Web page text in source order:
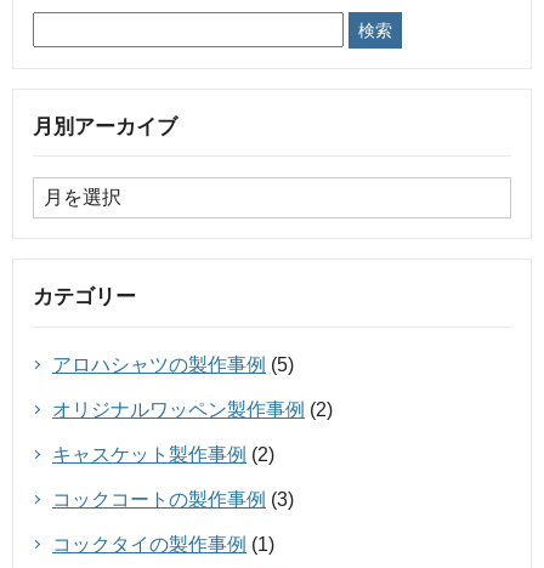
月別アーカイブ
カテゴリー
アロハシャツの製作事例 (5)
オリジナルワッペン製作事例 (2)
キャスケット製作事例 (2)
コックコートの製作事例 (3)
コックタイの製作事例 (1)